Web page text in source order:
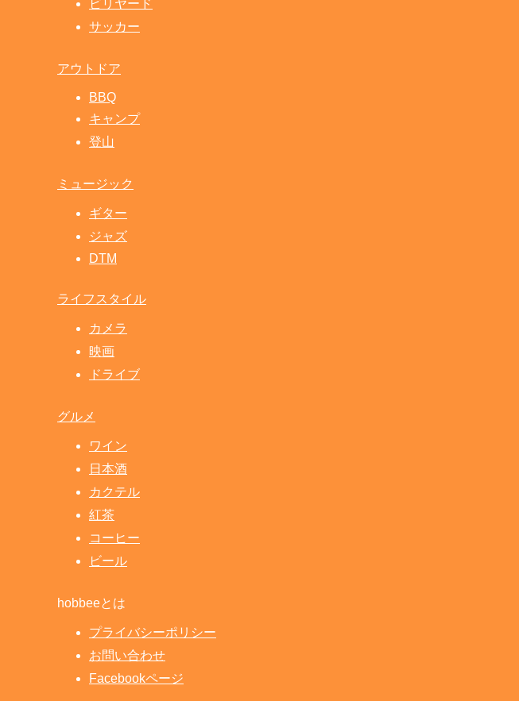
ビリヤード
サッカー
アウトドア
BBQ
キャンプ
登山
ミュージック
ギター
ジャズ
DTM
ライフスタイル
カメラ
映画
ドライブ
グルメ
ワイン
日本酒
カクテル
紅茶
コーヒー
ビール
hobbeeとは
プライバシーポリシー
お問い合わせ
Facebookページ